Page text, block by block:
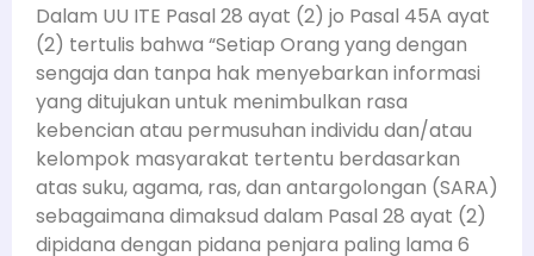
Dalam UU ITE Pasal 28 ayat (2) jo Pasal 45A ayat
(2) tertulis bahwa “Setiap Orang yang dengan
sengaja dan tanpa hak menyebarkan informasi
yang ditujukan untuk menimbulkan rasa
kebencian atau permusuhan individu dan/atau
kelompok masyarakat tertentu berdasarkan
atas suku, agama, ras, dan antargolongan (SARA)
sebagaimana dimaksud dalam Pasal 28 ayat (2)
dipidana dengan pidana penjara paling lama 6